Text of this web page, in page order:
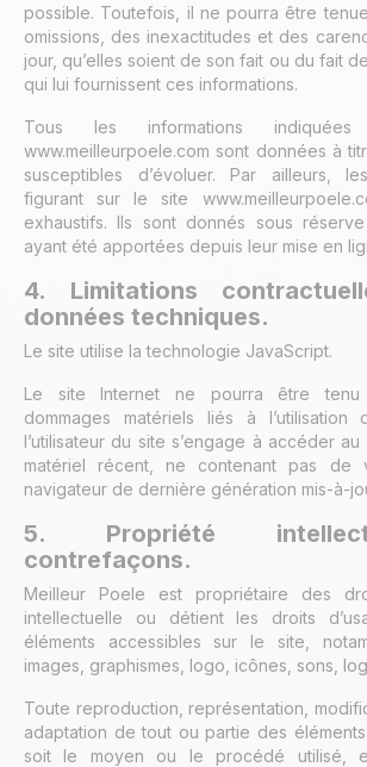
possible. Toutefois, il ne pourra être
omissions, des inexactitudes et des
jour, qu’elles soient de son fait ou du fait
qui lui fournissent ces informations.
Tous les informations
www.meilleurpoele.com sont données à
susceptibles d’évoluer. Par ailleurs,
figurant sur le site
exhaustifs. Ils sont donnés sous
ayant été apportées depuis leur mise en
4. Limitations
données techniques.
Le site utilise la technologie JavaScript.
Le site Internet ne pourra être tenu
dommages matériels liés à l’utilisation
l’utilisateur du site s’engage à accéder
matériel récent, ne contenant pas de
navigateur de dernière génération mis-à-
5. Propriété
contrefaçons.
Meilleur Poele est propriétaire des
intellectuelle ou détient les droits
éléments accessibles sur le site,
images, graphismes, logo, icônes, sons,
Toute reproduction, représentation,
adaptation de tout ou partie des
soit le moyen ou le procédé utilisé,